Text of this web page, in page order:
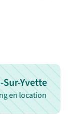
Sur-Yvette
en location